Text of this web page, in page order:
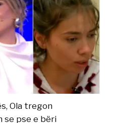
Ola tregon
se pse e bëri